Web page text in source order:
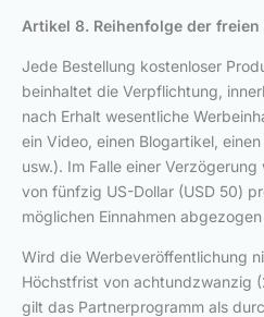
Artikel 8. Reihenfolge der freien
Jede Bestellung kostenloser
beinhaltet die Verpflichtung,
nach Erhalt wesentliche
ein Video, einen Blogartikel,
usw.). Im Falle einer
von fünfzig US-Dollar (USD 50)
möglichen Einnahmen
Wird die Werbeveröffentlichung
Höchstfrist von achtundzwanzig
gilt das Partnerprogramm als